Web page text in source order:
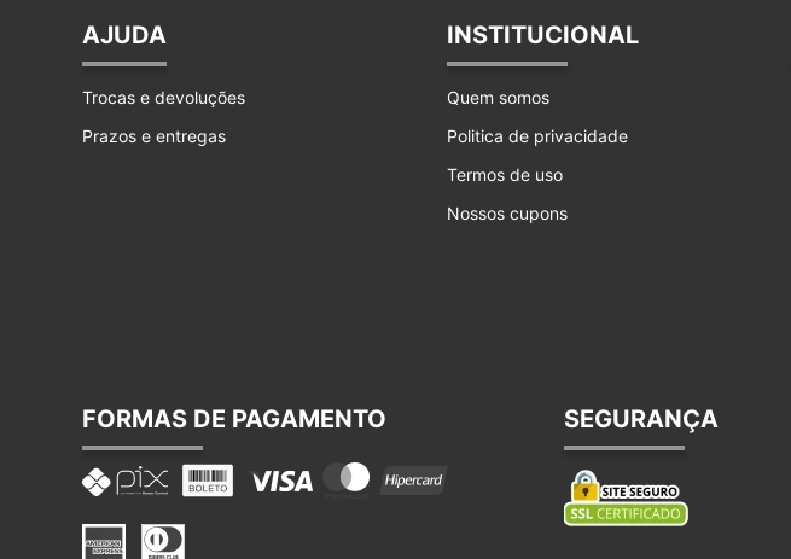
AJUDA
Trocas e devoluções
Prazos e entregas
INSTITUCIONAL
Quem somos
Politica de privacidade
Termos de uso
Nossos cupons
FORMAS DE PAGAMENTO SEGURANÇA